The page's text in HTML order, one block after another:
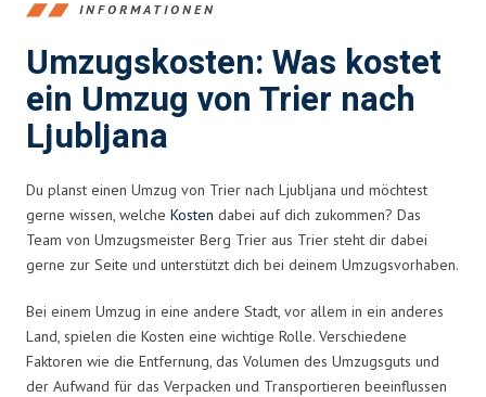
INFORMATIONEN
Umzugskosten: Was kostet
ein Umzug von Trier nach
Ljubljana
Du planst einen Umzug von Trier nach Ljubljana und möchtest
gerne wissen, welche Kosten dabei auf dich zukommen? Das
Team von Umzugsmeister Berg Trier aus Trier steht dir dabei
gerne zur Seite und unterstützt dich bei deinem Umzugsvorhaben.
Bei einem Umzug in eine andere Stadt, vor allem in ein anderes
Land, spielen die Kosten eine wichtige Rolle. Verschiedene
Faktoren wie die Entfernung, das Volumen des Umzugsguts und
der Aufwand für das Verpacken und Transportieren beeinflussen